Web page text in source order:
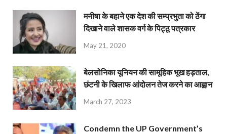
मनीषा के बहाने एक देश की सम्प्रभुता को ठेंगा
दिखाने वाले शासक वर्ग के पिट्ठू पत्रकार
May 21, 2020
बेलसोनिका यूनियन की सामूहिक भूख हड़ताल,
छंटनी के खिलाफ आंदोलन तेज करने का आह्वान
March 27, 2023
Condemn the UP Government’s